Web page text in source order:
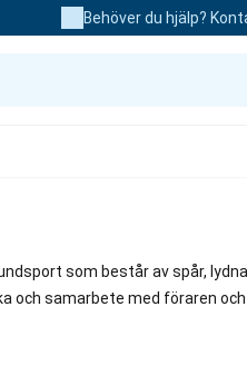
Behöver du hjälp?
som består av spår,
och samarbete med föraren